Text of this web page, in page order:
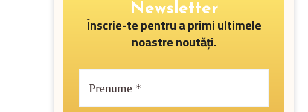
Newsletter
Înscrie-te pentru a primi ultimele
noastre noutăți.